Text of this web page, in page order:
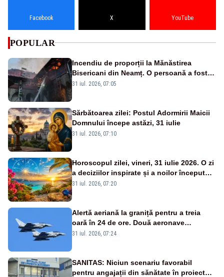
Facebook X YouTube
POPULAR
Incendiu de proporții la Mănăstirea
Bisericani din Neamț. O persoană a fost
găsită carbonizată - FOTO/ VIDEO
31 iul. 2026, 07:05
Sărbătoarea zilei: Postul Adormirii Maicii
Domnului începe astăzi, 31 iulie
31 iul. 2026, 07:10
Horoscopul zilei, vineri, 31 iulie 2026. O zi
a deciziilor inspirate și a noilor începuturi.
Vezi zodiile vizate
31 iul. 2026, 07:20
Alertă aeriană la graniță pentru a treia
oară în 24 de ore. Două aeronave
Eurofighter britanice au fost ridicate de la
31 iul. 2026, 07:24
SANITAS: Niciun scenariu favorabil
pentru angajații din sănătate în proiectul